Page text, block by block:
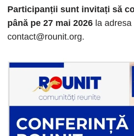
Participanții sunt invitați să
până pe 27 mai 2026 la adresa
contact@rounit.org.